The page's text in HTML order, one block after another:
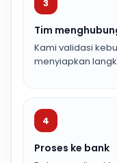
3
Tim
Kami validasi
menyiapkan
4
Proses ke bank